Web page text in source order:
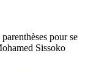
pour se
Sissoko